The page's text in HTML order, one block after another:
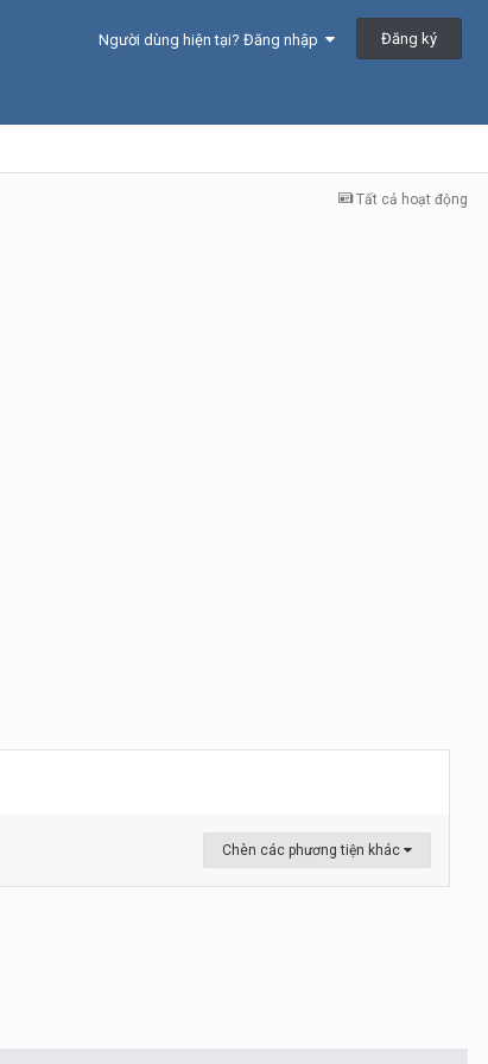
Người dùng hiện tại? Đăng nhập Đăng ký
Tất cả hoạt động
Chèn các phương tiện khác